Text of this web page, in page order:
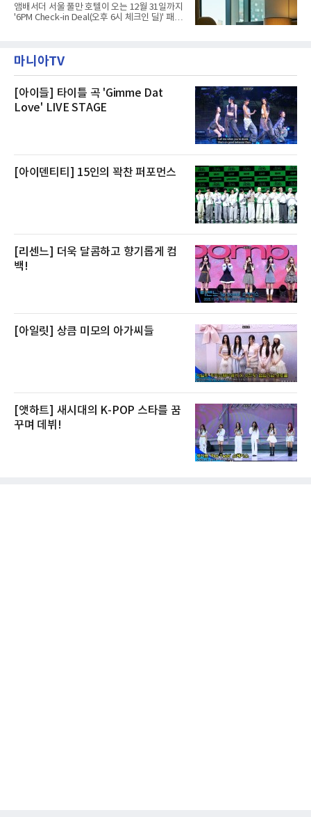
해 “사실무근”이라는 입장을 밝혔다.회사 측은
“인근에서 지난 15일 다른 회사에서 발생한 대
것으로 확인됐다”고 설명했다.이어 “정확한 화
재 원인은 추후 조사될
앰배서더 서울 풀만 호텔이 오는 12월 31일까지
'6PM Check-in Deal(오후 6시 체크인 딜)' 패키
텔 측은 “퇴근 후 또는 주말 도심 속에서 짧지만
온전한 휴식을 원하는 고객들에게 특별한 경험
제큐티브 두 가지 타입으로 구성된다. 디럭스 패
키지는 객실 1박(룸 온리)으로 심플한 호캉스를
즐길 수 있으며, 이그제큐티브 패키지는 객실 1
마니아TV
[아이들] 타이틀 곡 'Gimme Dat
Love' LIVE STAGE
[아이덴티티] 15인의 꽉찬 퍼포먼스
[리센느] 더욱 달콤하고 향기롭게 컴
백!
[아일릿] 상큼 미모의 아가씨들
[앳하트] 새시대의 K-POP 스타를 꿈
꾸며 데뷔!